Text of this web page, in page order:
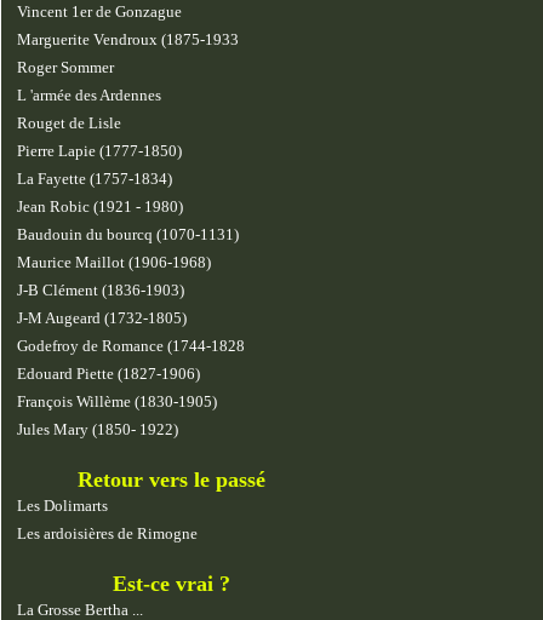
Vincent 1er de Gonzague
Marguerite Vendroux (1875-1933
Roger Sommer
L 'armée des Ardennes
Rouget de Lisle
Pierre Lapie (1777-1850)
La Fayette (1757-1834)
Jean Robic (1921 - 1980)
Baudouin du bourcq (1070-1131)
Maurice Maillot (1906-1968)
J-B Clément (1836-1903)
J-M Augeard (1732-1805)
Godefroy de Romance (1744-1828
Edouard Piette (1827-1906)
François Willème (1830-1905)
Jules Mary (1850- 1922)
Retour vers le passé
Les Dolimarts
Les ardoisières de Rimogne
Est-ce vrai ?
La Grosse Bertha ...